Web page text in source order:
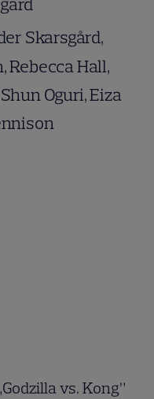
Skarsgård,
Rebecca Hall,
Oguri, Eiza
vs. Kong”